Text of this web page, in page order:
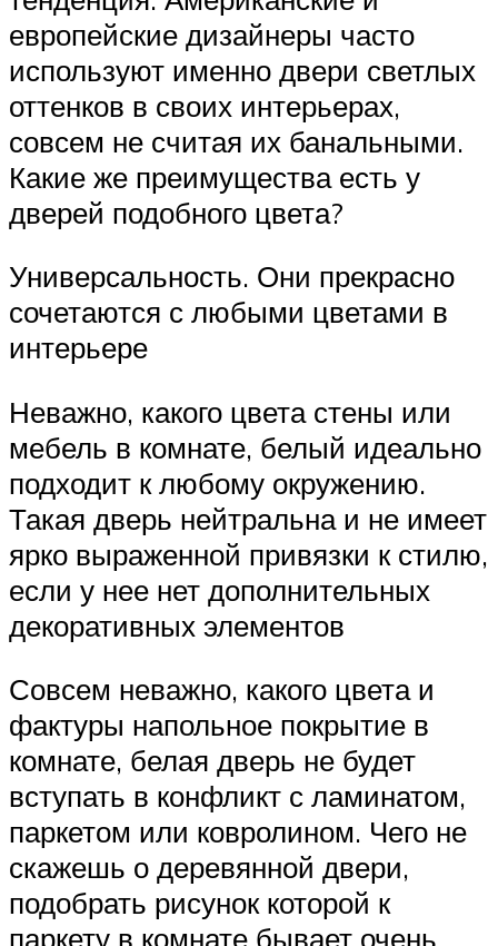
европейские дизайнеры часто
используют именно двери светлых
оттенков в своих интерьерах,
совсем не считая их банальными.
Какие же преимущества есть у
дверей подобного цвета?
Универсальность. Они прекрасно
сочетаются с любыми цветами в
интерьере
Неважно, какого цвета стены или
мебель в комнате, белый идеально
подходит к любому окружению.
Такая дверь нейтральна и не имеет
ярко выраженной привязки к стилю,
если у нее нет дополнительных
декоративных элементов
Совсем неважно, какого цвета и
фактуры напольное покрытие в
комнате, белая дверь не будет
вступать в конфликт с ламинатом,
паркетом или ковролином. Чего не
скажешь о деревянной двери,
подобрать рисунок которой к
паркету в комнате бывает очень